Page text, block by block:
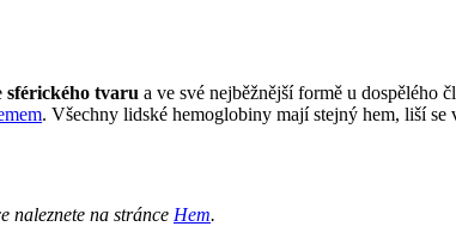
sférického tvaru a ve své nejběžnější formě u dospělého
. Všechny lidské hemoglobiny mají stejný hem, liší se
naleznete na stránce Hem.